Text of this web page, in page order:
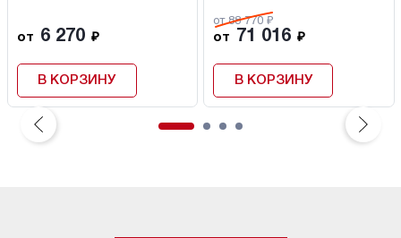
от 6 270 ₽
В КОРЗИНУ
от 88 770 ₽
от 71 016 ₽
В КОРЗИНУ